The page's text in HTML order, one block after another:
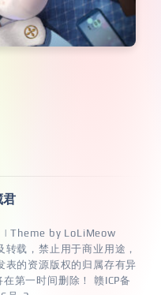
君
| Theme by LoLiMeow
载，禁止用于商业用途，
表的资源版权的归属存有异
第一时间删除！ 赣ICP备